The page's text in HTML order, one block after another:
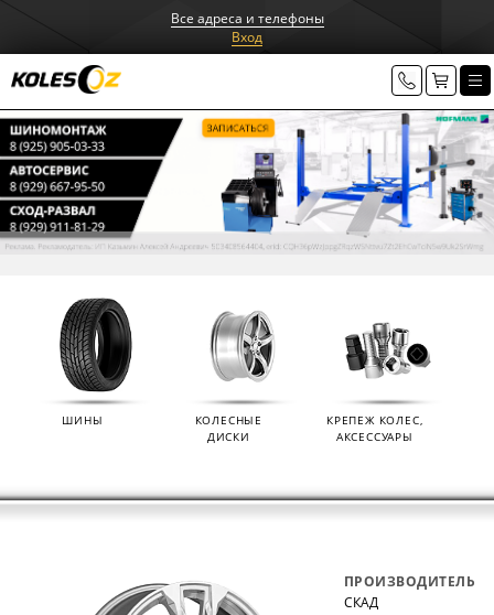
Все адреса и телефоны
Вход
ШИНЫ
КОЛЕСНЫЕ
ДИСКИ
КРЕПЕЖ КОЛЕС,
АКСЕССУАРЫ
ПРОИЗВОДИТЕЛЬ
СКАД